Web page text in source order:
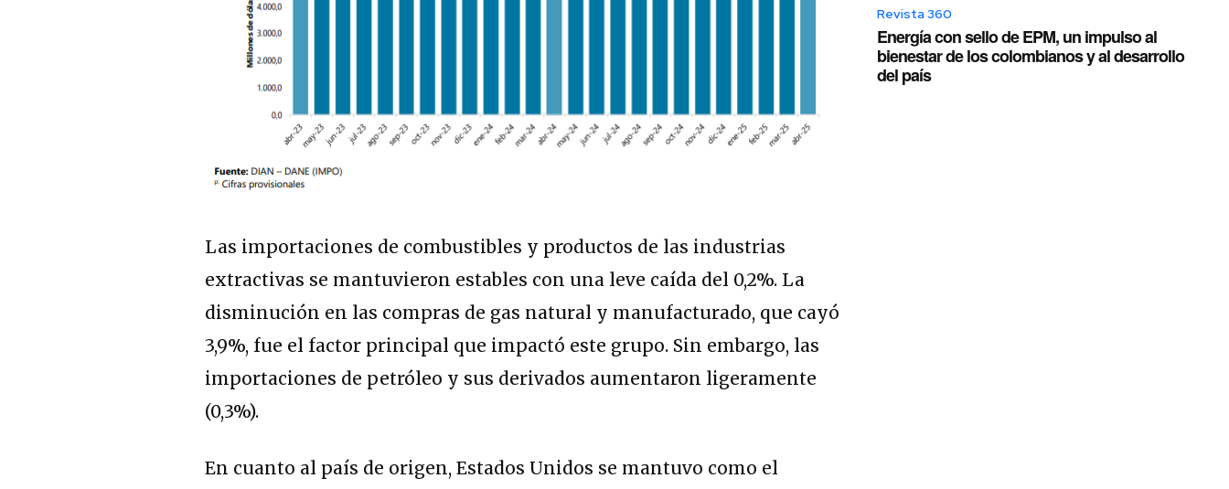
Las importaciones de combustibles y productos de las industrias
extractivas se mantuvieron estables con una leve caída del 0,2%. La
disminución en las compras de gas natural y manufacturado, que cayó
3,9%, fue el factor principal que impactó este grupo. Sin embargo, las
importaciones de petróleo y sus derivados aumentaron ligeramente
(0,3%).
En cuanto al país de origen, Estados Unidos se mantuvo como el
Revista 360
Energía con sello de EPM, un impulso al
bienestar de los colombianos y al desarrollo
del país